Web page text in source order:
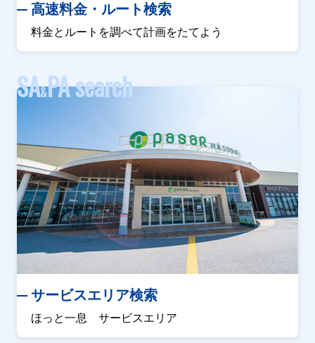
高速料金・ルート検索
料金とルートを調べて計画をたてよう
SA&PA search
サービスエリア検索
ほっと一息 サービスエリア